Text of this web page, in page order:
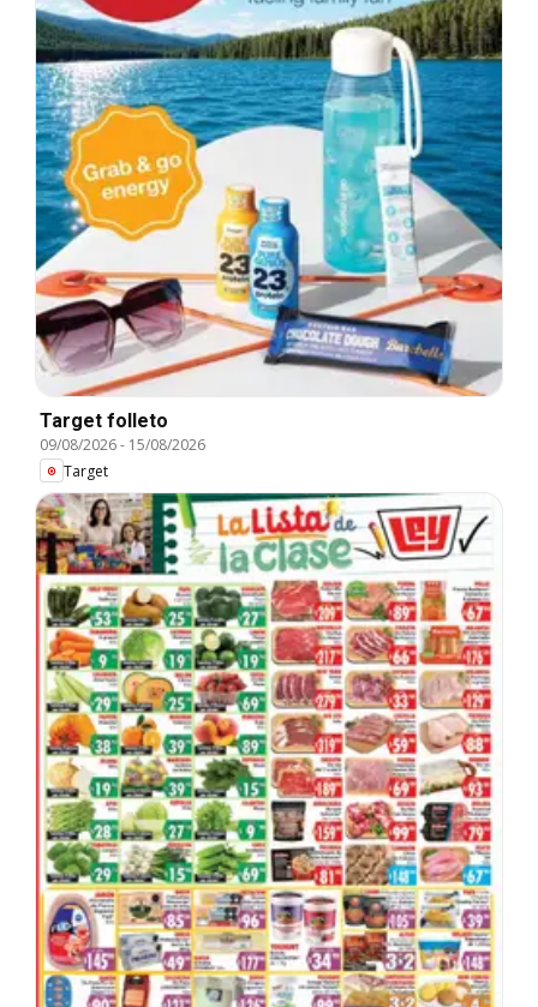
Target folleto
09/08/2026- 15/08/2026
Target